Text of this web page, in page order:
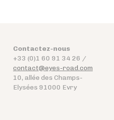
Contactez-nous
+33 (0)1 60 91 34 26 /
contact@eyes-road.com
10, allée des Champs-
Elysées 91000 Evry